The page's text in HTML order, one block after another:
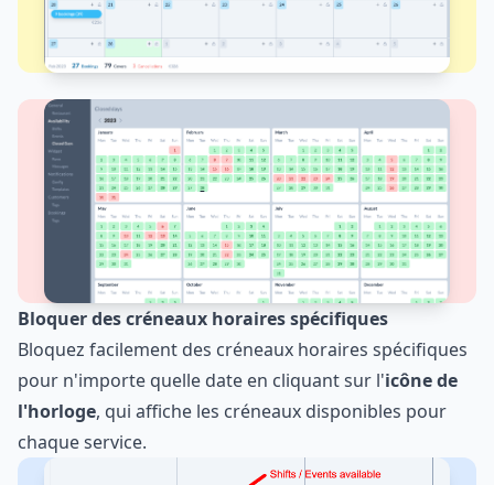
Bloquer des créneaux horaires spécifiques
Bloquez facilement des créneaux horaires spécifiques
pour n'importe quelle date en cliquant sur l'icône de
l'horloge, qui affiche les créneaux disponibles pour
chaque service.